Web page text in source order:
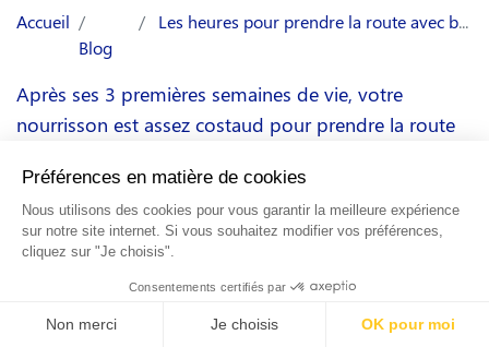
Accueil
Blog
Les heures pour prendre la route avec bébé
Après ses 3 premières semaines de vie, votre
nourrisson est assez costaud pour prendre la route
colères. Pour que le trajet se passe le mieux possible,
le choix de l’heure est primordial. Si vous le pouvez,
faites votre trajet soit au moment du coucher, soit
dans la nuit ou soit pendant sa sieste.
Les heures à privilégier